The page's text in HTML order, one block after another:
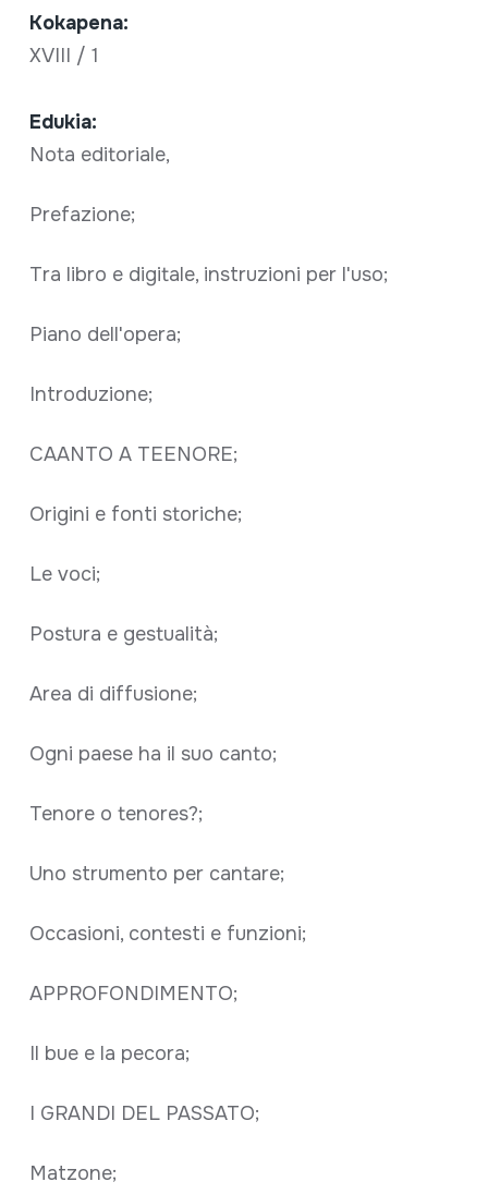
Kokapena:
XVIII / 1
Edukia:
Nota editoriale,
Prefazione;
Tra libro e digitale, instruzioni per l'uso;
Piano dell'opera;
Introduzione;
CAANTO A TEENORE;
Origini e fonti storiche;
Le voci;
Postura e gestualità;
Area di diffusione;
Ogni paese ha il suo canto;
Tenore o tenores?;
Uno strumento per cantare;
Occasioni, contesti e funzioni;
APPROFONDIMENTO;
Il bue e la pecora;
I GRANDI DEL PASSATO;
Matzone;